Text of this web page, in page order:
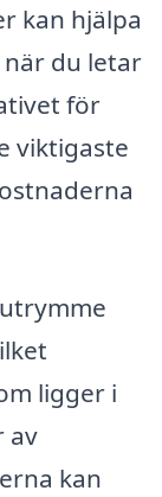
kan hjälpa
du letar
för
viktigaste
ligger i
av
kan